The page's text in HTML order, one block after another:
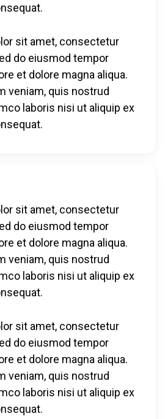
sit amet, consectetur
do eiusmod tempor
et dolore magna aliqua.
veniam, quis nostrud
laboris nisi ut aliquip ex
sit amet, consectetur
do eiusmod tempor
et dolore magna aliqua.
veniam, quis nostrud
laboris nisi ut aliquip ex
sit amet, consectetur
do eiusmod tempor
et dolore magna aliqua.
veniam, quis nostrud
laboris nisi ut aliquip ex